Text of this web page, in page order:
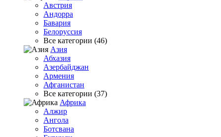
Австрия
Андорра
Бавария
Белоруссия
Все категории (46)
Азия
Абхазия
Азербайджан
Армения
Афганистан
Все категории (37)
Африка
Алжир
Ангола
Ботсвана